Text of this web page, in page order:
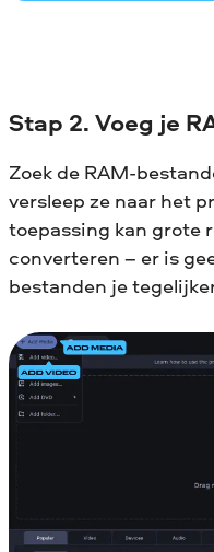
Stap 2. Voeg je
Zoek de RAM-
versleep ze naar het
toepassing kan grote
converteren – er is
bestanden je